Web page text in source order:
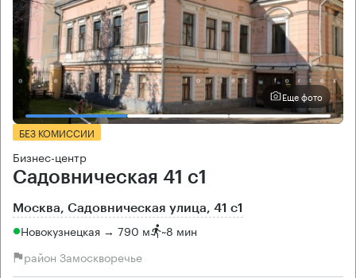
Еще фото
БЕЗ КОМИССИИ
Бизнес-центр
Садовническая 41 с1
Москва, Садовническая улица, 41 с1
Новокузнецкая → 790 м ~8 мин
район Замоскворечье